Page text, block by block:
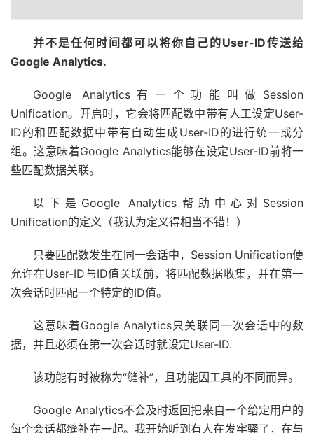
并不是任何时间都可以将你自己的User-ID传送给
Google Analytics.
Google Analytics有一个功能叫做Session
Unification。开启时，它会将匹配数中带有人工设定User-
ID的和匹配数据中带有自动生成User-ID的进行统一或分
组。这意味着Google Analytics能够在设定User-ID前将一
些匹配数据关联。
以下是Google Analytics帮助中心对Session
Unification的定义（我认为定义得相当不错！）
只要匹配数发生在同一会话中，Session Unification便
允许在User-ID与ID值关联前，将匹配数据收集，并在第一
次会话时匹配一个特定的ID值。
这意味着Google Analytics只关联同一次会话中的数
据，并且必须在第一次会话时就设定User-ID.
该功能有时被称为“缝补”，且功能因工具的不同而异。
Google Analytics不会及时返回把来自一个给定用户的
每个会话都缝补在一起。我开始听到有人在发牢骚了，在与